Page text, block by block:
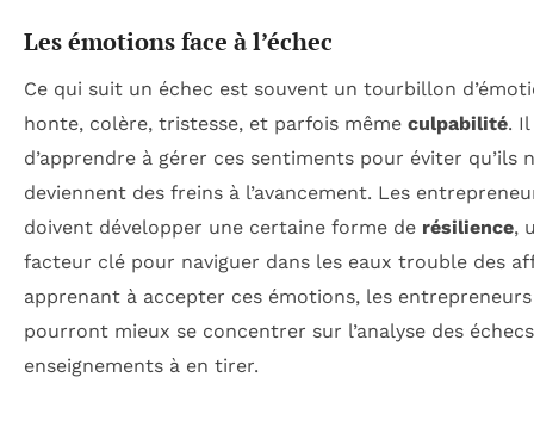
Les émotions face à l’échec
Ce qui suit un échec est souvent un tourbillon
honte, colère, tristesse, et parfois même culpabilité.
d’apprendre à gérer ces sentiments pour éviter qu’ils
deviennent des freins à l’avancement. Les
doivent développer une certaine forme de résilience,
facteur clé pour naviguer dans les eaux trouble des
apprenant à accepter ces émotions, les entrepreneurs
pourront mieux se concentrer sur l’analyse des
enseignements à en tirer.